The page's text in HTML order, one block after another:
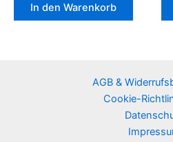
In den Warenkorb
AGB &
Cookie-